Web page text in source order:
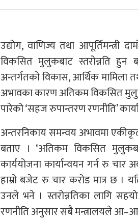
उद्योग, वाणिज्य तथा
विकसित मुलुकबाट स्तरोन्नति हुन
अन्तर्गतको विकास, आर्थिक
अभावका कारण अतिकम विकसित
पारेको ‘सहज रुपान्तरण रणनीति’
अन्तरनिकाय समन्वय अभावमा
बताए । ‘अतिकम विकसित
कार्ययोजना कार्यान्वयन गर्न रु
हाम्रो बजेट रु चार करोड मात्र छ ।
उनले भने । स्तरोन्नतिका लागि
रणनीति अनुसार सबै मन्त्रालयले